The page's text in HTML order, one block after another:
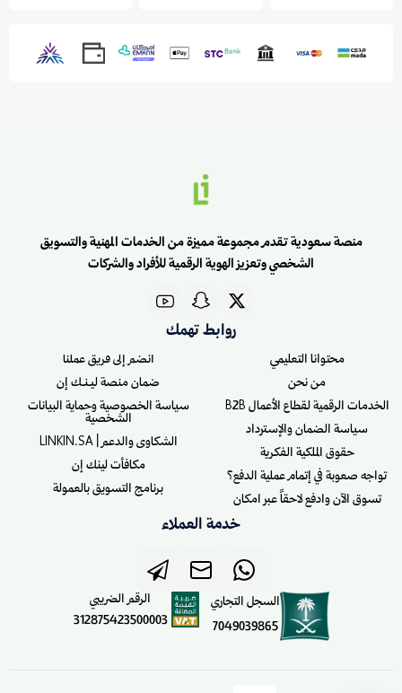
منصة سعودية تقدم مجموعة مميزة من الخدمات المهنية والتسويق
الشخصي وتعزيز الهوية الرقمية للأفراد والشركات
روابط تهمك
محتوانا التعليمي
من نحن
الخدمات الرقمية لقطاع الأعمال B2B
سياسة الضمان والإسترداد
حقوق الملكية الفكرية
تواجه صعوبة في إتمام عملية الدفع؟
تسوق الآن وادفع لاحقاً عبر امكان
انضم إلى فريق عملنا
ضمان منصة ليـنـك إن
سياسة الخصوصية وحماية البيانات
الشخصية
الشكاوى والدعم | LINKIN.SA
مكافأت لينك إن
برنامج التسويق بالعمولة
خدمة العملاء
السجل التجاري
7049039865
الرقم الضريبي
312875423500003